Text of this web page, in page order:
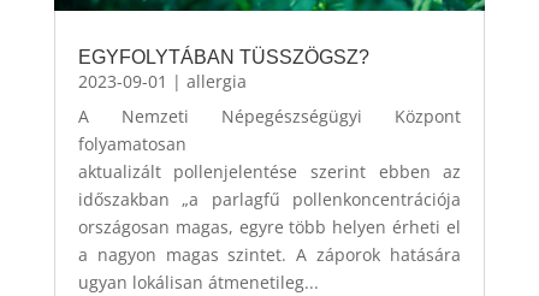
EGYFOLYTÁBAN TÜSSZÖGSZ?
2023-09-01 | allergia
A Nemzeti Népegészségügyi Központ
folyamatosan
aktualizált pollenjelentése szerint ebben az
időszakban „a parlagfű pollenkoncentrációja
országosan magas, egyre több helyen érheti el
a nagyon magas szintet. A záporok hatására
ugyan lokálisan átmenetileg...